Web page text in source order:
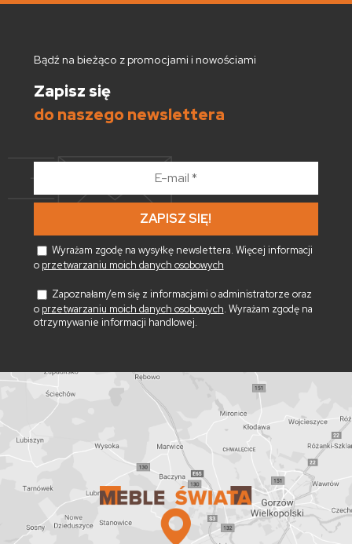
Bądź na bieżąco z promocjami i nowościami
Zapisz się
do naszego newslettera
*
Wyrażam zgodę na wysyłkę newslettera. Więcej informacji
o przetwarzaniu moich danych osobowych
Zapoznałam/em się z informacjami o administratorze oraz
o przetwarzaniu moich danych osobowych. Wyrażam zgodę na
otrzymywanie informacji handlowej.